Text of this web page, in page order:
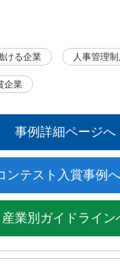
ける企業 人事管理
企業
事例詳細ページへ
ンテスト入賞事例へ
産業別ガイドライン